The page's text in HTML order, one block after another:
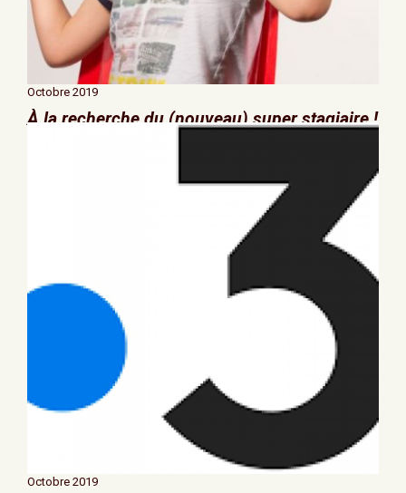
Octobre 2019
À la recherche du (nouveau) super stagiaire !
Octobre 2019